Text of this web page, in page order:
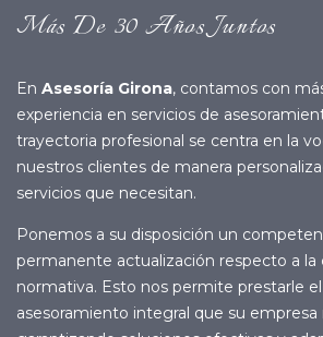
Más De 30 Años Juntos
En Asesoría Girona, contamos con
experiencia en servicios de
trayectoria profesional se centra en la
nuestros clientes de manera
servicios que necesitan.
Ponemos a su disposición un
permanente actualización respecto a la
normativa. Esto nos permite prestarle
asesoramiento integral que su empresa